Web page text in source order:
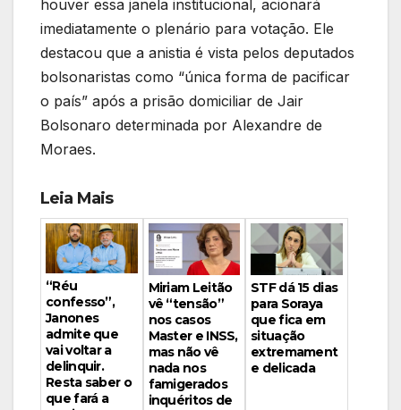
houver essa janela institucional, acionará
imediatamente o plenário para votação. Ele
destacou que a anistia é vista pelos deputados
bolsonaristas como “única forma de pacificar
o país” após a prisão domiciliar de Jair
Bolsonaro determinada por Alexandre de
Moraes.
Leia Mais
“Réu
confesso”,
Janones
admite que
vai voltar a
delinquir.
Resta saber o
que fará a
Miriam Leitão
vê “tensão”
nos casos
Master e INSS,
mas não vê
nada nos
famigerados
inquéritos de
STF dá 15 dias
para Soraya
que fica em
situação
extremament
e delicada